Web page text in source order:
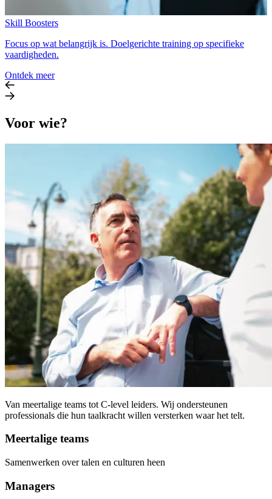
Skill Boosters
Focus op wat belangrijk is. Doelgerichte training op specifieke
vaardigheden.
Ontdek meer
Voor wie?
Van meertalige teams tot C-level leiders. Wij ondersteunen
professionals die hun taalkracht willen versterken waar het telt.
Meertalige teams
Samenwerken over talen en culturen heen
Managers